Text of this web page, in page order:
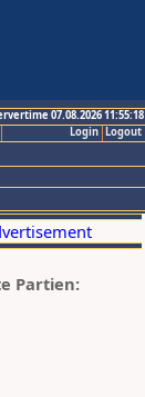
07.08.2026 11:55:18
Logout
Login
Partien: